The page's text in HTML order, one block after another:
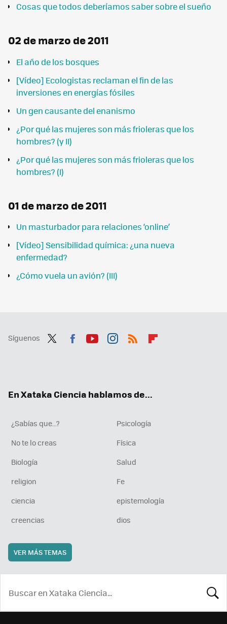
Cosas que todos deberíamos saber sobre el sueño
02 de marzo de 2011
El año de los bosques
[Vídeo] Ecologistas reclaman el fin de las
inversiones en energías fósiles
Un gen causante del enanismo
¿Por qué las mujeres son más frioleras que los
hombres? (y II)
¿Por qué las mujeres son más frioleras que los
hombres? (I)
01 de marzo de 2011
Un masturbador para relaciones ‘online’
[Vídeo] Sensibilidad química: ¿una nueva
enfermedad?
¿Cómo vuela un avión? (III)
Síguenos
En Xataka Ciencia hablamos de...
¿Sabías que...?
Psicología
No te lo creas
Física
Biología
Salud
religion
Fe
ciencia
epistemología
creencias
dios
VER MÁS TEMAS